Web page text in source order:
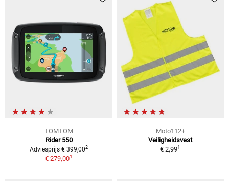
TOMTOM
Rider 550
Adviesprijs € 399,002
€ 279,001
Moto112+
Veiligheidsvest
€ 2,991